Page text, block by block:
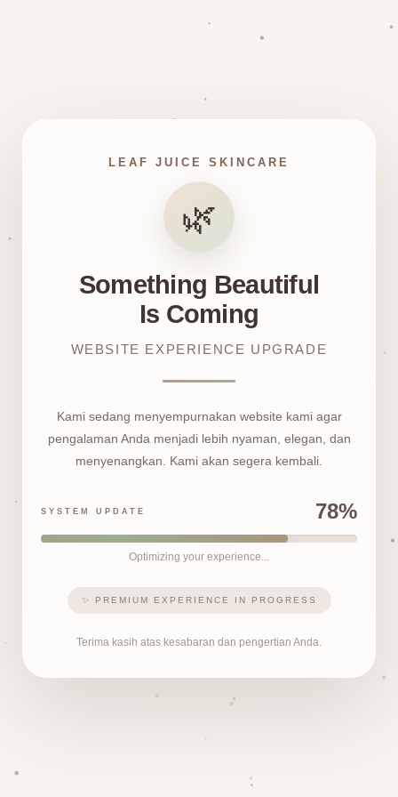
LEAF JUICE SKINCARE
🌿
Something Beautiful
Is Coming
WEBSITE EXPERIENCE UPGRADE
Kami sedang menyempurnakan website kami agar
pengalaman Anda menjadi lebih nyaman, elegan, dan
menyenangkan. Kami akan segera kembali.
SYSTEM UPDATE 78%
Optimizing your experience...
✨ PREMIUM EXPERIENCE IN PROGRESS
Terima kasih atas kesabaran dan pengertian Anda.